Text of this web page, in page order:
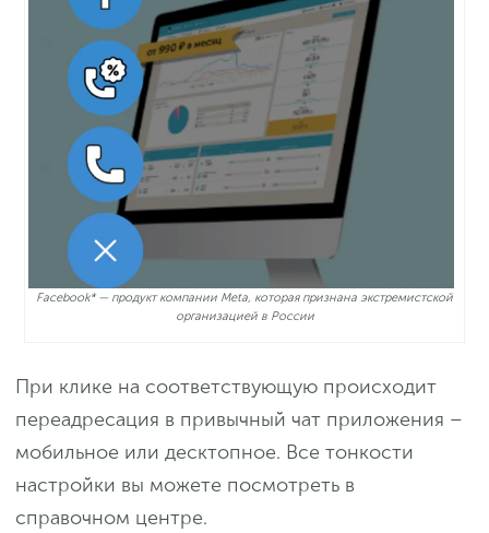
Facebook* — продукт компании Meta, которая признана экстремистской
организацией в России
При клике на соответствующую происходит
переадресация в привычный чат приложения –
мобильное или десктопное. Все тонкости
настройки вы можете посмотреть в
справочном центре.